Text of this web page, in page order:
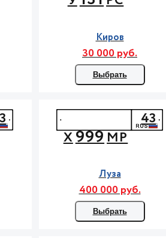
Киров
30 000 руб.
Выбрать
Х999МР
43
Луза
400 000 руб.
Выбрать